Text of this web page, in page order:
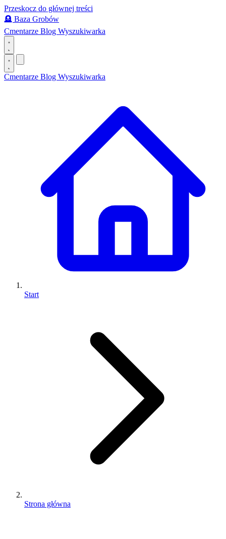
Przeskocz do głównej treści
🪦 Baza Grobów
Cmentarze Blog Wyszukiwarka
Cmentarze Blog Wyszukiwarka
Start
Strona główna